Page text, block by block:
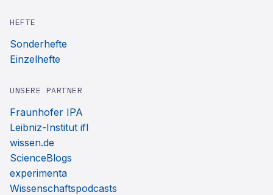
HEFTE
Sonderhefte
Einzelhefte
UNSERE PARTNER
Fraunhofer IPA
Leibniz-Institut ifl
wissen.de
ScienceBlogs
experimenta
Wissenschaftspodcasts